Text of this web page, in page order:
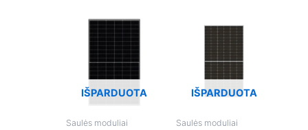
IŠPARDUOTA
Saulės moduliai
IŠPARDUOTA
Saulės moduliai